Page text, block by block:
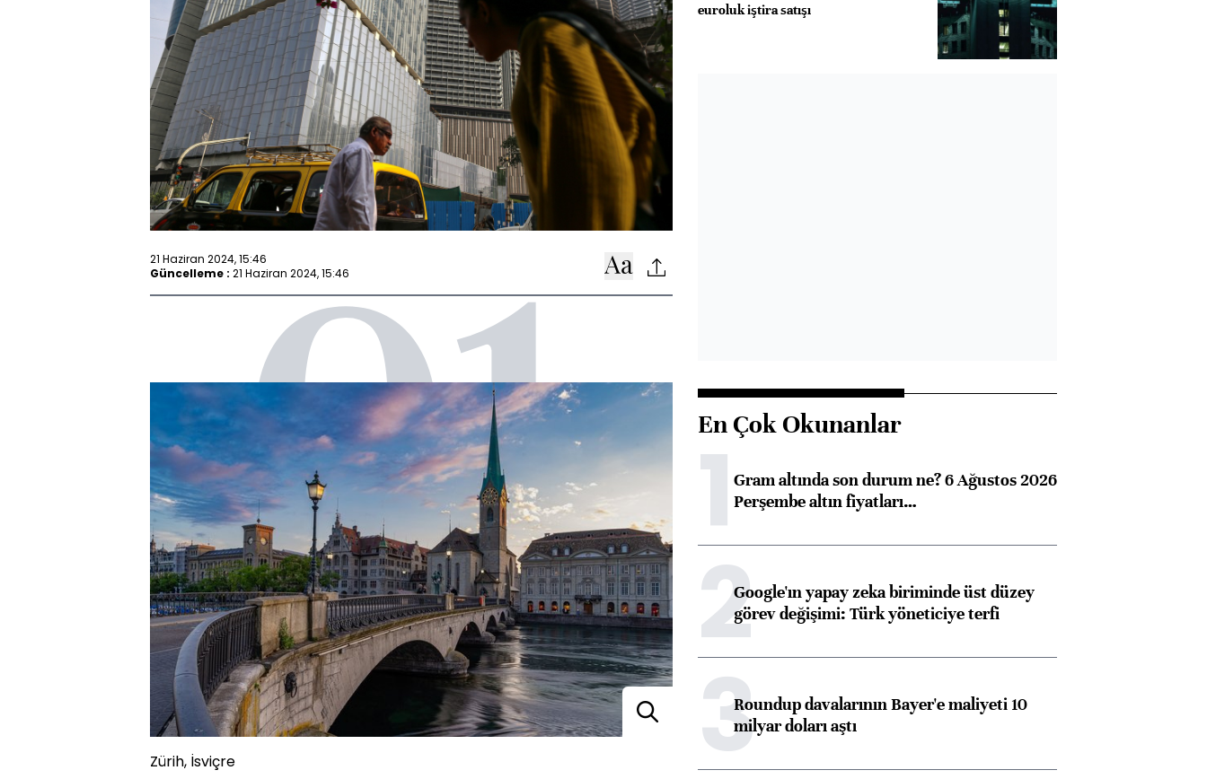
21 Haziran 2024, 15:46
Güncelleme : 21 Haziran 2024, 15:46
01
Zürih, İsviçre
euroluk iştira satışı
En Çok Okunanlar
1Gram altında son durum ne? 6 Ağustos 2026
Perşembe altın fiyatları…
2Google'ın yapay zeka biriminde üst düzey
görev değişimi: Türk yöneticiye terfi
3Roundup davalarının Bayer'e maliyeti 10
milyar doları aştı